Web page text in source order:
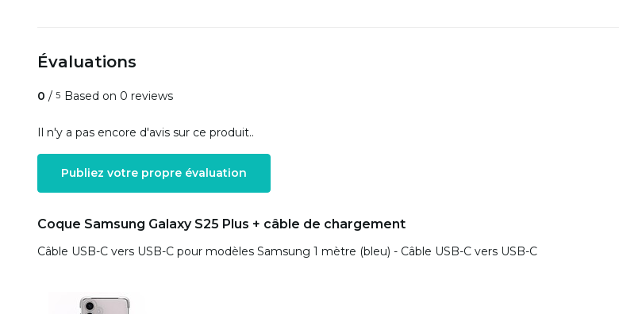
Évaluations
0 / 5 Based on 0 reviews
Il n'y a pas encore d'avis sur ce produit..
Publiez votre propre évaluation
Coque Samsung Galaxy S25 Plus + câble de chargement
Câble USB-C vers USB-C pour modèles Samsung 1 mètre (bleu) - Câble USB-C vers USB-C